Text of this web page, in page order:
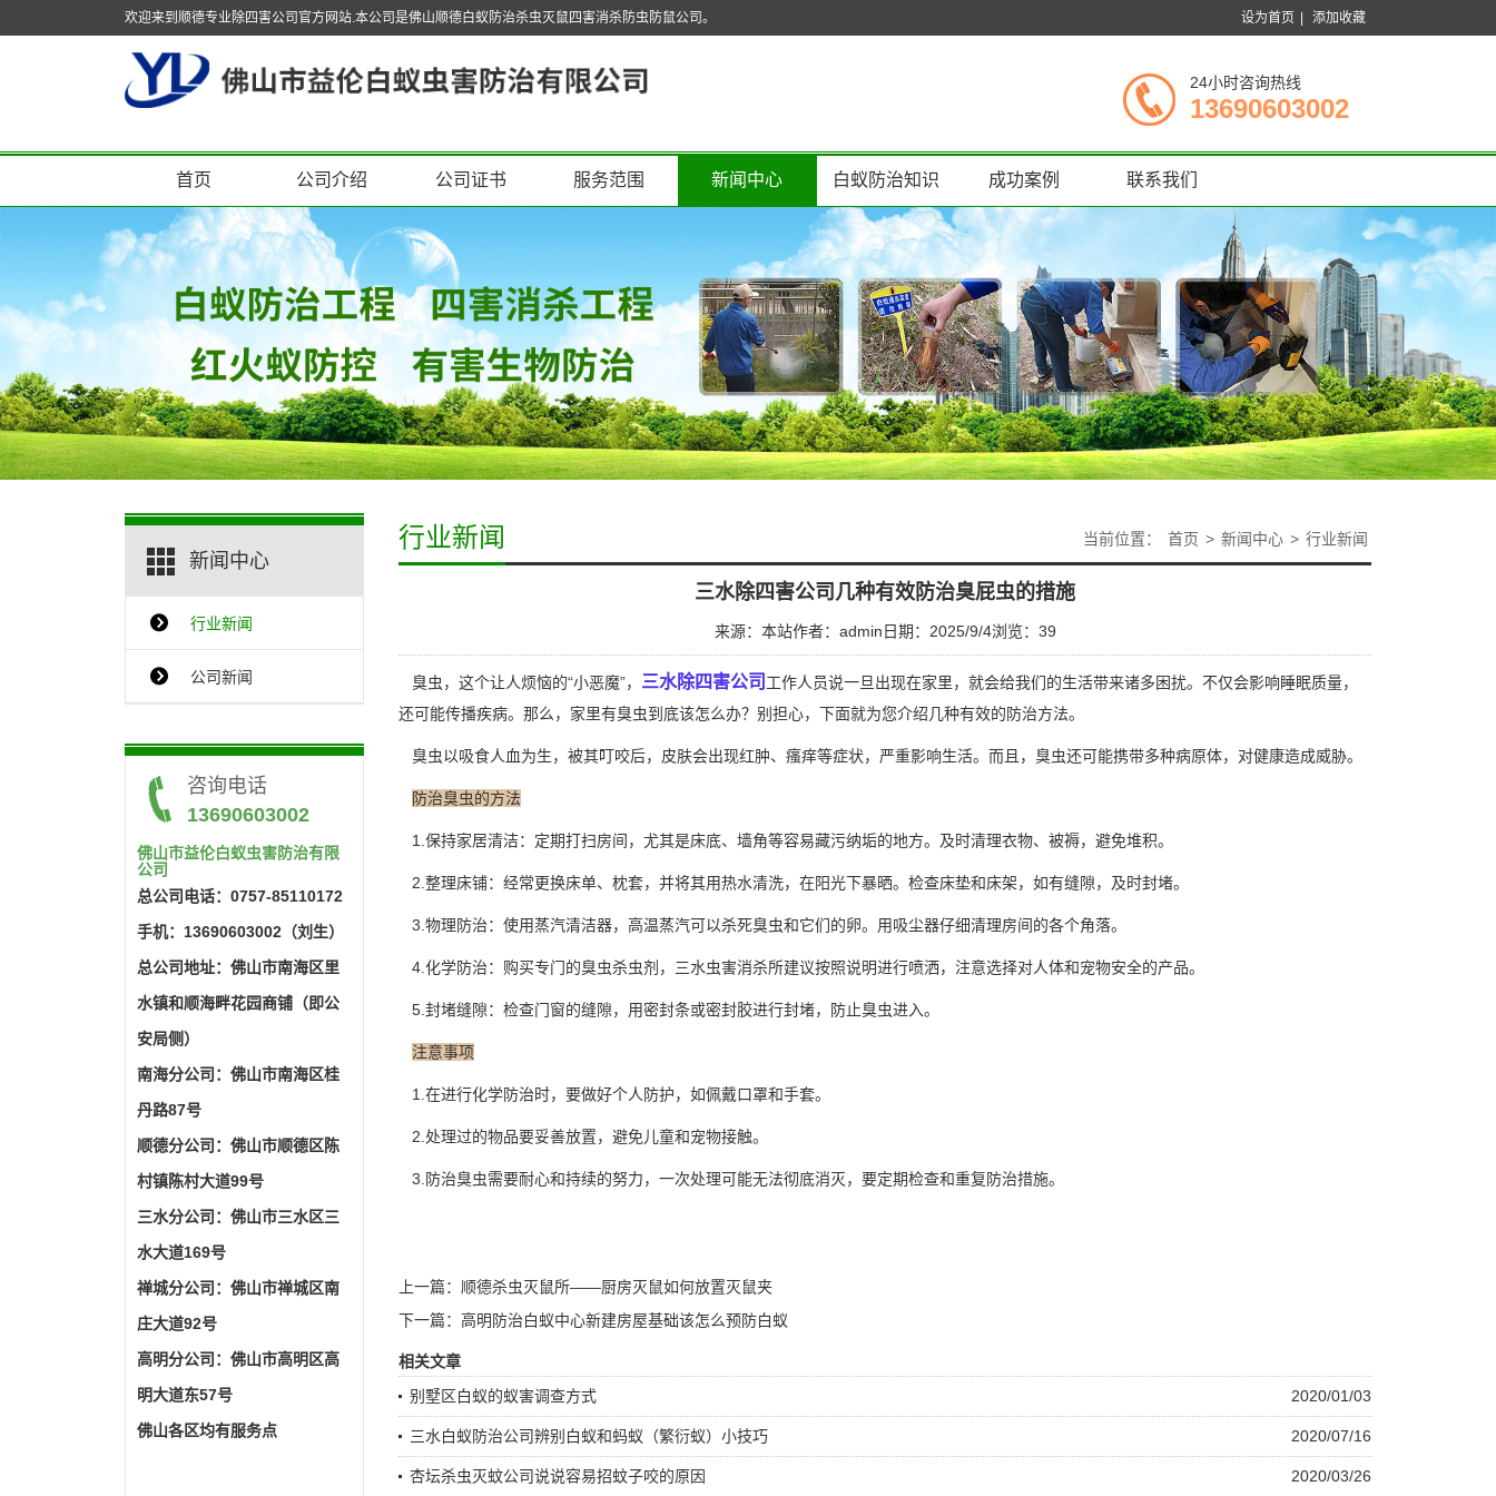
欢迎来到顺德专业除四害公司官方网站.本公司是佛山顺德白蚁防治杀虫灭鼠四害消杀防虫防鼠公司。 设为首页 添加收藏
24小时咨询热线
13690603002
首页 公司介绍 公司证书 服务范围 新闻中心 白蚁防治知识 成功案例 联系我们
新闻中心
{$ClassName_en}
行业新闻
公司新闻
咨询电话
13690603002
佛山市益伦白蚁虫害防治有限
公司
总公司电话：0757-85110172
手机：13690603002（刘生）
总公司地址：佛山市南海区里
水镇和顺海畔花园商铺（即公
安局侧）
南海分公司：佛山市南海区桂
丹路87号
顺德分公司：佛山市顺德区陈
村镇陈村大道99号
三水分公司：佛山市三水区三
水大道169号
禅城分公司：佛山市禅城区南
庄大道92号
高明分公司：佛山市高明区高
明大道东57号
佛山各区均有服务点
行业新闻 当前位置： 首页 > 新闻中心 > 行业新闻
三水除四害公司几种有效防治臭屁虫的措施
来源：本站作者：admin 日期：2025/9/4浏览： 39
臭虫，这个让人烦恼的“小恶魔”， 三水除四害公司 工作人员说一旦出现在家里，就会给我们的生活带来诸多困扰。不仅会影响睡眠质量，
还可能传播疾病。那么，家里有臭虫到底该怎么办？别担心，下面就为您介绍几种有效的防治方法。
臭虫以吸食人血为生，被其叮咬后，皮肤会出现红肿、瘙痒等症状，严重影响生活。而且，臭虫还可能携带多种病原体，对健康造成威胁。
防治臭虫的方法
1.保持家居清洁：定期打扫房间，尤其是床底、墙角等容易藏污纳垢的地方。 及时清理衣物、被褥，避免堆积。
2.整理床铺：经常更换床单、枕套，并将其用热水清洗，在阳光下暴晒。检查床垫和床架，如有缝隙，及时封堵。
3.物理防治：使用蒸汽清洁器，高温蒸汽可以杀死臭虫和它们的卵。用吸尘器仔细清理房间的各个角落。
4.化学防治：购买专门的臭虫杀虫剂 ，三水虫害消杀所建议按照说明进行喷洒，注意选择对人体和宠物安全的产品。
5.封堵缝隙：检查门窗的缝隙，用密封条或密封胶进行封堵，防止臭虫进入。
注意事项
1.在进行化学防治时，要做好个人防护，如佩戴口罩和手套。
2.处理过的物品要妥善放置，避免儿童和宠物接触。
3.防治臭虫需要耐心和持续的努力，一次处理可能无法彻底消灭，要定期检查和重复防治措施。
上一篇： 顺德杀虫灭鼠所——厨房灭鼠如何放置灭鼠夹
下一篇：高明防治白蚁中心新建房屋基础该怎么预防白蚁
相关文章
2020/01/03
别墅区白蚁的蚁害调查方式
2020/07/16
三水白蚁防治公司辨别白蚁和蚂蚁（繁衍蚁）小技巧
2020/03/26
杏坛杀虫灭蚊公司说说容易招蚊子咬的原因